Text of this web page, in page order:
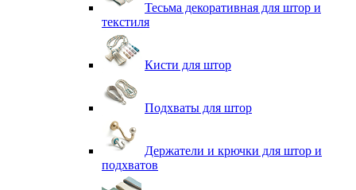
Тесьма декоративная для штор и
текстиля
Кисти для штор
Подхваты для штор
Держатели и крючки для штор и
подхватов